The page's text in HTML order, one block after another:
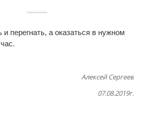
и перегнать, а оказаться в нужном
Алексей Сергеев
07.08.2019г.